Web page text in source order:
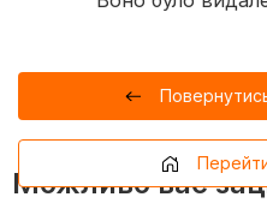
Можливо вас